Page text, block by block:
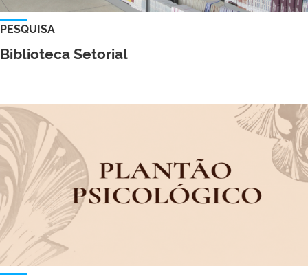
PESQUISA
Biblioteca Setorial